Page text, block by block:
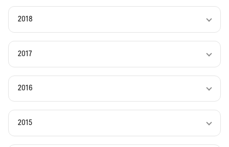
2018
2017
2016
2015